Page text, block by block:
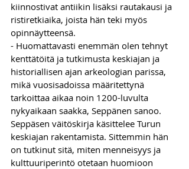
kiinnostivat antiikin lisäksi rautakausi ja
ristiretkiaika, joista hän teki myös
opinnäytteensä.
- Huomattavasti enemmän olen tehnyt
kenttätöitä ja tutkimusta keskiajan ja
historiallisen ajan arkeologian parissa,
mikä vuosisadoissa määritettynä
tarkoittaa aikaa noin 1200-luvulta
nykyaikaan saakka, Seppänen sanoo.
Seppäsen väitöskirja käsittelee Turun
keskiajan rakentamista. Sittemmin hän
on tutkinut sitä, miten menneisyys ja
kulttuuriperintö otetaan huomioon